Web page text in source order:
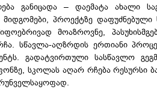
განიცადა – დაემატა ახალი
პროექტზე დაფუძნებული
მოაზროვნე,
სწავლა-აღზრდის ერთიანი
გადატვირთული სასწავლო
სკოლას აღარ რჩება რესურსი